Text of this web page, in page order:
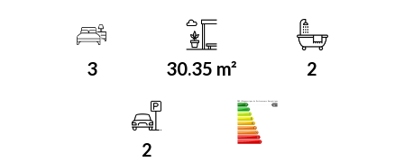
3 30.35 m² 2
2
DPE (Diagnostique de Performance Energétique)